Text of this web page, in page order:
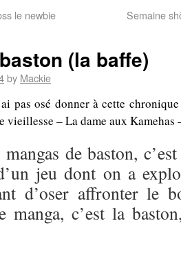
le newbie Semaine
(la baffe)
by Mackie
pas osé donner à cette
vieillesse – La dame aux
de baston,
jeu dont on a
d’oser affronter le
manga, c’est la